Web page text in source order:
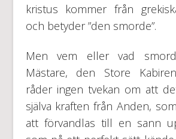
kristus kommer från
och betyder ”den smorde”.
Men vem eller vad
Mästare, den Store
råder ingen tvekan om att
själva kraften från Anden,
att förvandlas till en sann